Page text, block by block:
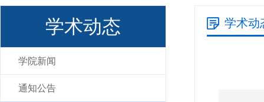
学术动态
学院新闻
通知公告
学术动